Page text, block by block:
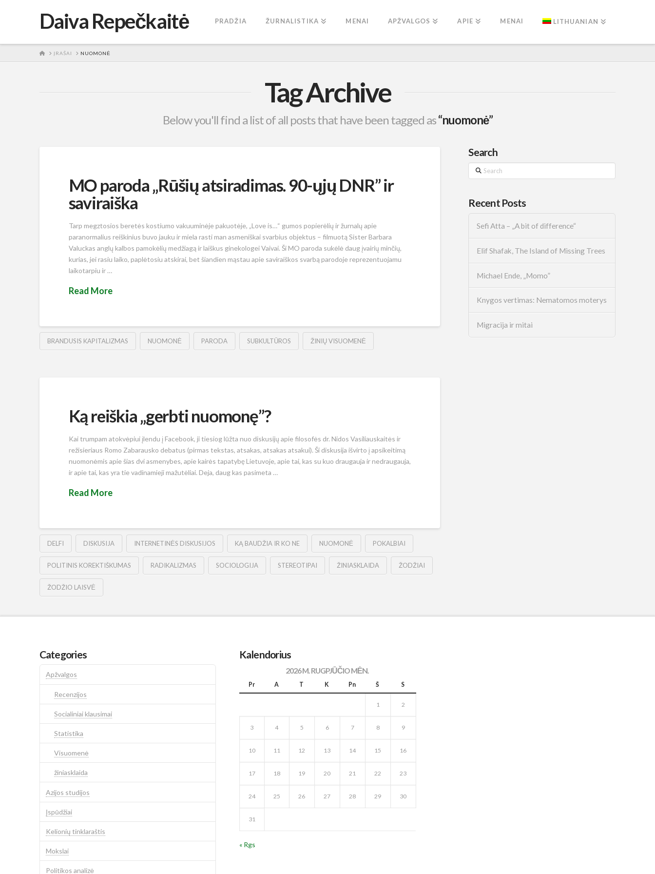
Daiva Repečkaitė PRADŽIA ŽURNALISTIKA MENAI APŽVALGOS APIE MENAI LITHUANIAN
HOMEĮRAŠAI NUOMONĖ
Tag Archive
Below you'll find a list of all posts that have been tagged as“nuomonė”
MO paroda „Rūšių atsiradimas. 90-ųjų DNR” ir
saviraiška
Tarp megztosios beretės kostiumo vakuuminėje pakuotėje, „Love is…“ gumos popierėlių ir žurnalų apie
paranormalius reiškinius buvo jauku ir miela rasti man asmeniškai svarbius objektus – filmuotą Sister Barbara
Valuckas anglų kalbos pamokėlių medžiagą ir laiškus ginekologei Vaivai. Ši MO paroda sukėlė daug įvairių minčių,
kurias, jei rasiu laiko, paplėtosiu atskirai, bet šiandien mąstau apie saviraiškos svarbą parodoje reprezentuojamu
laikotarpiu ir …
Read More
BRANDUSIS KAPITALIZMAS NUOMONĖ PARODA SUBKULTŪROS ŽINIŲ VISUOMENĖ
Ką reiškia „gerbti nuomonę”?
Kai trumpam atokvėpiui įlendu į Facebook, ji tiesiog lūžta nuo diskusijų apie filosofės dr. Nidos Vasiliauskaitės ir
režisieriaus Romo Zabarausko debatus (pirmas tekstas, atsakas, atsakas atsakui). Ši diskusija išvirto į apsikeitimą
nuomonėmis apie šias dvi asmenybes, apie kairės tapatybę Lietuvoje, apie tai, kas su kuo draugauja ir nedraugauja,
ir apie tai, kas yra tie vadinamieji mažutėliai. Deja, daug kas pasimeta …
Read More
DELFI DISKUSIJA INTERNETINĖS DISKUSIJOS KĄ BAUDŽIA IR KO NE NUOMONĖ POKALBIAI
POLITINIS KOREKTIŠKUMAS RADIKALIZMAS SOCIOLOGIJA STEREOTIPAI ŽINIASKLAIDA ŽODŽIAI
ŽODŽIO LAISVĖ
Search
Search
Recent Posts
Sefi Atta – „A bit of difference“
Elif Shafak, The Island of Missing Trees
Michael Ende, „Momo”
Knygos vertimas: Nematomos moterys
Migracija ir mitai
Categories
Apžvalgos
Recenzijos
Socialiniai klausimai
Statistika
Visuomenė
žiniasklaida
Azijos studijos
Įspūdžiai
Kelionių tinklaraštis
Mokslai
Politikos analizė
Kalendorius
2026 M. RUGPJŪČIO MĖN.
Pr A T K Pn Š S
1 2
3 4 5 6 7 8 9
10 11 12 13 14 15 16
17 18 19 20 21 22 23
24 25 26 27 28 29 30
31
« Rgs